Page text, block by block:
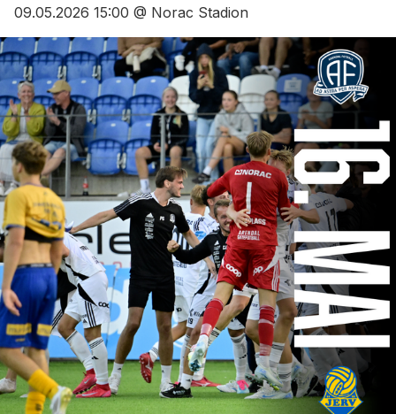
09.05.2026 15:00 @ Norac Stadion